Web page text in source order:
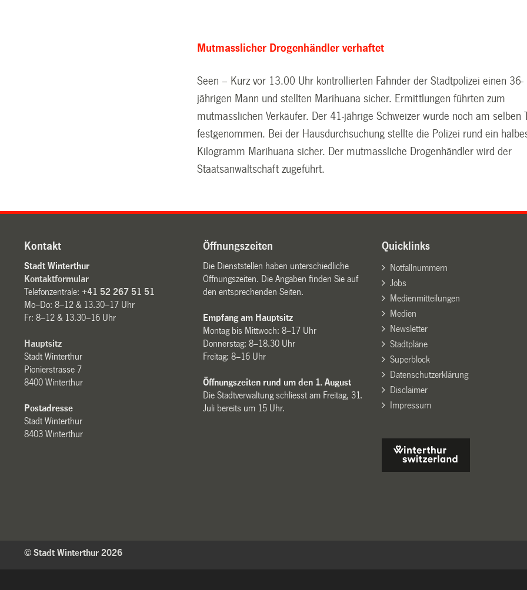
Mutmasslicher Drogenhändler verhaftet
Seen – Kurz vor 13.00 Uhr kontrollierten Fahnder der Stadtpolizei einen 36-
jährigen Mann und stellten Marihuana sicher. Ermittlungen führten zum
mutmasslichen Verkäufer. Der 41-jährige Schweizer wurde noch am selben
festgenommen. Bei der Hausdurchsuchung stellte die Polizei rund ein
Kilogramm Marihuana sicher. Der mutmassliche Drogenhändler wird der
Staatsanwaltschaft zugeführt.
Kontakt
Stadt Winterthur
Kontaktformular
Telefonzentrale:+41 52 267 51 51
Mo–Do: 8–12 & 13.30–17 Uhr
Fr: 8–12 & 13.30–16 Uhr
Hauptsitz
Stadt Winterthur
Pionierstrasse 7
8400 Winterthur
Postadresse
Stadt Winterthur
8403 Winterthur
Öffnungszeiten
Die Dienststellen haben unterschiedliche
Öffnungszeiten. Die Angaben finden Sie auf
den entsprechenden Seiten.
Empfang am Hauptsitz
Montag bis Mittwoch: 8–17 Uhr
Donnerstag: 8–18.30 Uhr
Freitag: 8–16 Uhr
Öffnungszeiten rund um den 1. August
Die Stadtverwaltung schliesst am Freitag, 31.
Juli bereits um 15 Uhr.
Quicklinks
Notfallnummern
Jobs
Medienmitteilungen
Medien
Newsletter
Stadtpläne
Superblock
Datenschutzerklärung
Disclaimer
Impressum
© Stadt Winterthur 2026